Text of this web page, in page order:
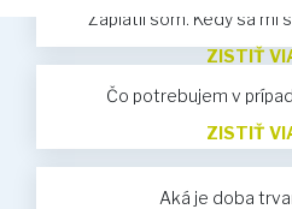
Zaplatil som. Kedy sa mi
ZISTIŤ
Čo potrebujem v
ZISTIŤ
Aká je doba